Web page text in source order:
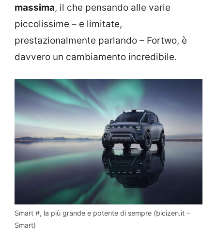
massima, il che pensando alle varie
piccolissime – e limitate,
prestazionalmente parlando – Fortwo, è
davvero un cambiamento incredibile.
Smart #, la più grande e potente di sempre (bicizen.it –
Smart)